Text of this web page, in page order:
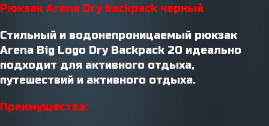
Рюкзак Arena Dry backpack черный
Стильный и водонепроницаемый рюкзак
Arena Big Logo Dry Backpack 20 идеально
подходит для активного отдыха,
путешествий и активного отдыха.
Преимущества: